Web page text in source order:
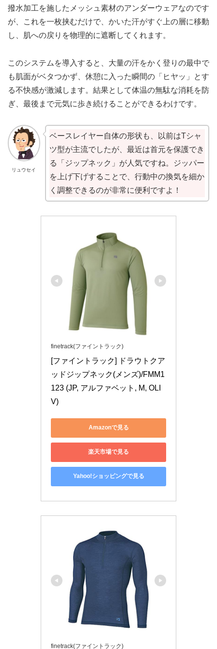
撥水加工を施したメッシュ素材のアンダーウェアなのです
が、これを一枚挟むだけで、かいた汗がすぐ上の層に移動
し、肌への戻りを物理的に遮断してくれます。
このシステムを導入すると、大量の汗をかく登りの最中で
も肌面がベタつかず、休憩に入った瞬間の「ヒヤッ」とす
る不快感が激減します。結果として体温の無駄な消耗を防
ぎ、最後まで元気に歩き続けることができるわけです。
リュウセイ
ベースレイヤー自体の形状も、以前はTシャ
ツ型が主流でしたが、最近は首元を保護でき
る「ジップネック」が人気ですね。ジッパー
を上げ下げすることで、行動中の換気を細か
く調整できるのが非常に便利ですよ！
finetrack(ファイントラック)
[ファイントラック] ドラウトクア
ッドジップネック(メンズ)/FMM1
123 (JP, アルファベット, M, OLI
V)
Amazonで見る
楽天市場で見る
Yahoo!ショッピングで見る
finetrack(ファイントラック)